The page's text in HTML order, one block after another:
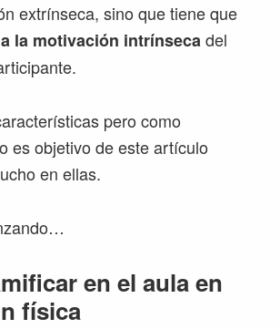
extrínseca, sino que tiene que
la motivación intrínsecadel
pero como
es objetivo de este artículo
en ellas.
en el aula en
física